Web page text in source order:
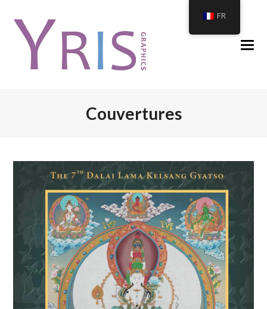
Couvertures
FR